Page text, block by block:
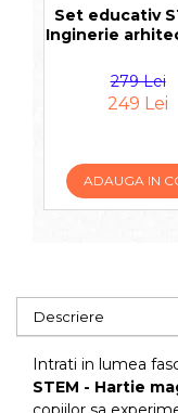
Set educativ
Inginerie
279 Lei
249 Lei
ADAUGA IN
Descriere
Intrati in lumea
STEM - Hartie